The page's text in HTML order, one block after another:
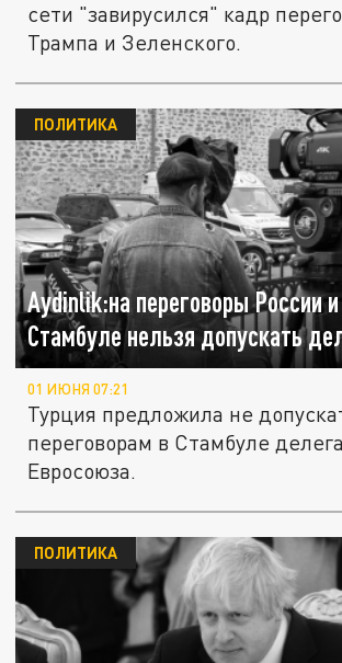
сети "завирусился" кадр
Трампа и Зеленского.
Aydinlik:на переговоры России
Стамбуле нельзя допускать
ПОЛИТИКА
01 ИЮНЯ 07:21
Турция предложила не
переговорам в Стамбуле
Евросоюза.
ПОЛИТИКА